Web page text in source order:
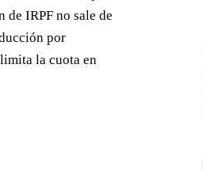
de IRPF no sale de
por
la cuota en